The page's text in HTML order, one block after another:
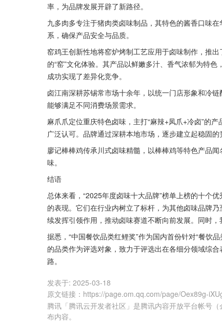
率，为品牌发展开辟了新路径。
九多肉多专注于猪肉类卤味制品，其特色的酱香口味
系，确保产品安全与品质。
窑鸡王创新性地将窑炉烤制工艺应用于卤味制作，推出
的“窑”文化体验。其产品以鲜嫩多汁、香气浓郁为特
成功实现了差异化竞争。
卤江南深耕苏锡常市场十余年，以统一门店形象和冷
能够满足不同消费场景需求。
麻爪爪定位重庆特色卤味，主打“麻辣+凤爪+冷卤”的
广泛认可。品牌通过深耕本地市场，逐步建立起稳固的
廖记棒棒鸡传承川式卤味精髓，以棒棒鸡等特色产品
味。
结语
总体来看，“2025年度卤味十大品牌”榜单上榜的十个
的表现。它们在行业内树立了标杆，为其他卤味品牌
续发挥引领作用，推动卤味赛道不断向前发展。同时
据悉，“中国餐饮品类红鲤奖”作为国内首份针对“餐饮
的品类作为评选对象，致力于评选出在各细分领域综
路。
发表于: 2025-03-18
原文链接 ： https://page.om.qq.com/page/Oex89g-
腾讯「腾讯云开发者社区」是腾讯内容开放平台帐号
布内容。